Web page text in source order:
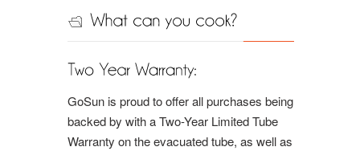
GoSun is proud to offer all purchases being
backed by with a Two-Year Limited Tube
Warranty on the evacuated tube, as well as